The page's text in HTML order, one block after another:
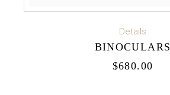
ADD TO CART
Details
BINOCULARS
$680.00